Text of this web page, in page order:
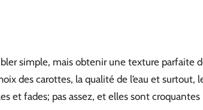
simple, mais obtenir une texture parfaite
des carottes, la qualité de l’eau et surtout,
et fades; pas assez, et elles sont croquantes